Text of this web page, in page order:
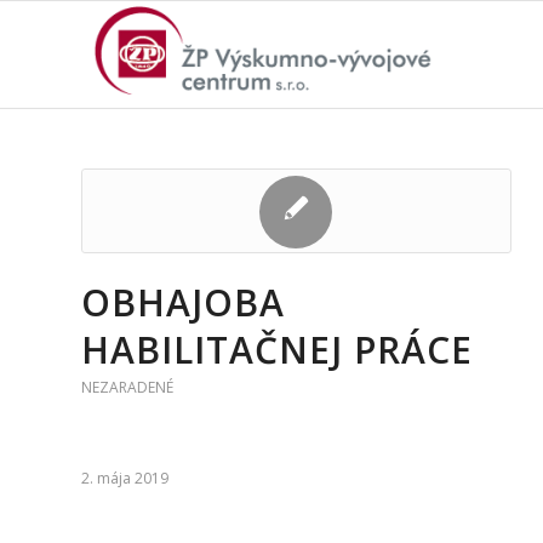
OBHAJOBA
HABILITAČNEJ PRÁCE
NEZARADENÉ
2. mája 2019